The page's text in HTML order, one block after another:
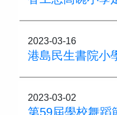
2023-03-16
港島民生書院小
2023-03-02
第59屆學校舞蹈